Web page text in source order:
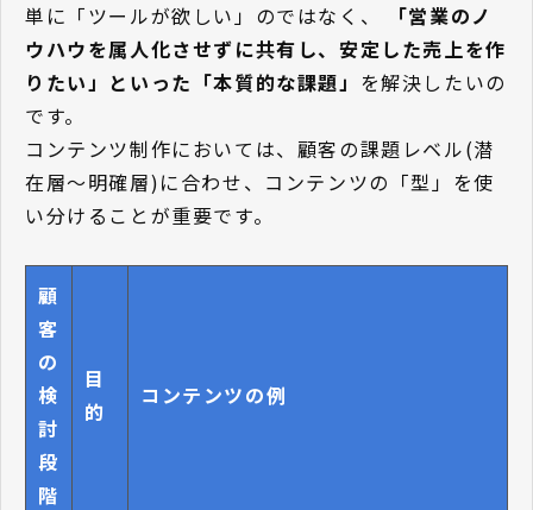
単に「ツールが欲しい」のではなく、
「営業のノ
ウハウを属人化させずに共有し、安定した売上を作
りたい」といった「本質的な課題」 を解決したいの
です。
コンテンツ制作においては、顧客の課題レベル(潜
在層〜明確層)に合わせ、コンテンツの「型」を使
い分けることが重要です。
顧
客
の
検
討
段
階
目
的
コンテンツの例